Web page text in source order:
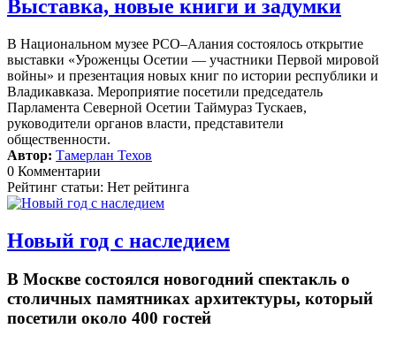
Выставка, новые книги и задумки
В Национальном музее РСО–Алания состоялось открытие
выставки «Уроженцы Осетии — участники Первой мировой
войны» и презентация новых книг по истории республики и
Владикавказа. Мероприятие посетили председатель
Парламента Северной Осетии Таймураз Тускаев,
руководители органов власти, представители
общественности.
Автор: Тамерлан Техов
0 Комментарии
Рейтинг статьи: Нет рейтинга
Новый год с наследием
В Москве состоялся новогодний спектакль о
столичных памятниках архитектуры, который
посетили около 400 гостей